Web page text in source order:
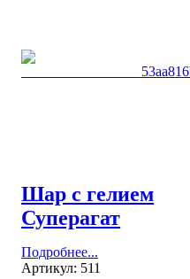
Шар с гелием
Суперагат
Подробнее...
Артикул: 511